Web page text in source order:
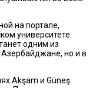
на портале,
университете.
одним из
но и в
Akşam и Güneş